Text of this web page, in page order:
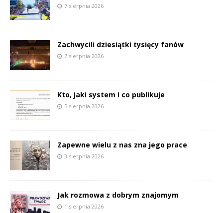
7 sierpnia 2026
Zachwycili dziesiątki tysięcy fanów
7 sierpnia 2026
Kto, jaki system i co publikuje
5 sierpnia 2026
Zapewne wielu z nas zna jego prace
3 sierpnia 2026
Jak rozmowa z dobrym znajomym
1 sierpnia 2026